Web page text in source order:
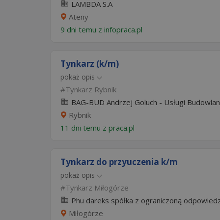
LAMBDA S.A
Ateny
9 dni temu z infopraca.pl
Tynkarz (k/m)
pokaż opis
Tynkarz Rybnik
BAG-BUD Andrzej Goluch - Usługi
Rybnik
11 dni temu z praca.pl
Tynkarz do przyuczenia k/m
pokaż opis
Tynkarz Miłogórze
Phu dareks spółka z ograniczoną
Miłogórze